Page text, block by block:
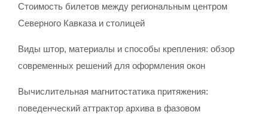
Стоимость билетов между региональным центром
Северного Кавказа и столицей
Виды штор, материалы и способы крепления: обзор
современных решений для оформления окон
Вычислительная магнитостатика притяжения:
поведенческий аттрактор архива в фазовом